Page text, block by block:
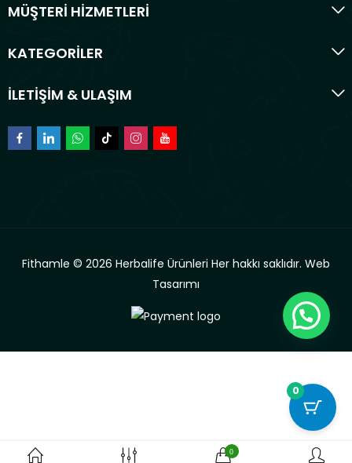
MÜŞTERİ HİZMETLERİ
KATEGORİLER
İLETİŞİM & ULAŞIM
Fithamle © 2026 Herbalife Ürünleri Her hakkı saklıdır. Web
Tasarımı
0
0